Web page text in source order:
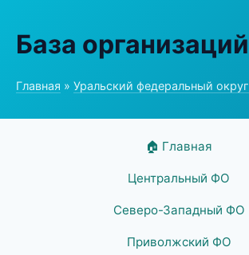
База организаций
Главная » Уральский федеральный округ
🏠 Главная
Центральный ФО
Северо-Западный ФО
Приволжский ФО